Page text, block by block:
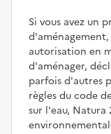
Si vous avez un
autorisation en
d'aménager,
parfois d'autres
règles du code
sur l'eau, Natura